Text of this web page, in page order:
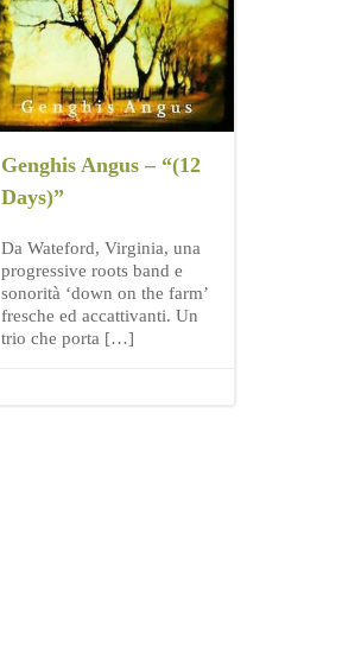
Genghis Angus – “(12
Days)”
Da Wateford, Virginia, una
progressive roots band e
sonorità ‘down on the farm’
fresche ed accattivanti. Un
trio che porta […]